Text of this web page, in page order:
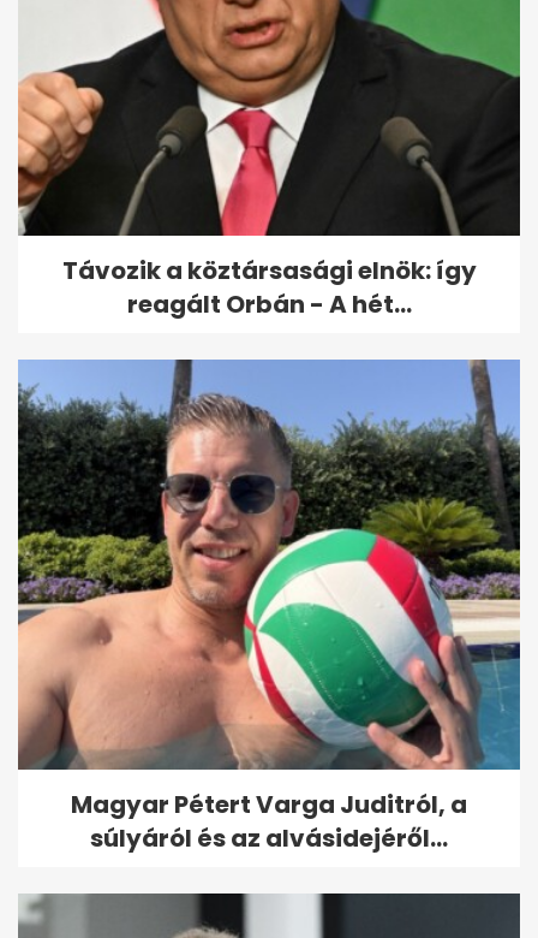
Ördög Nóra: a Szombat esti láz
előtt azt mondták, egy hét...
Távozik a köztársasági elnök: így
reagált Orbán - A hét...
Magyar Pétert Varga Juditról, a
súlyáról és az alvásidejéről...